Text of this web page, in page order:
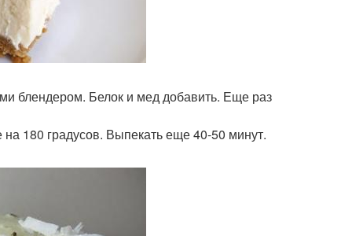
блендером. Белок и мед добавить. Еще раз
180 градусов. Выпекать еще 40-50 минут.